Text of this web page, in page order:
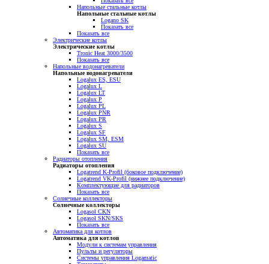
Напольные стальные котлы
Напольные стальные котлы
Logano SK
Показать все
Показать все
Электрические котлы
Электрические котлы
Tronic Heat 3000/3500
Показать все
Напольные водонагреватели
Напольные водонагреватели
Logalux ES, ESU
Logalux L
Logalux LT
Logalux P
Logalux PL
Logalux PNR
Logalux PR
Logalux S
Logalux SF
Logalux SM, ESM
Logalux SU
Показать все
Радиаторы отопления
Радиаторы отопления
Logatrend K-Profil (боковое подключение)
Logatrend VK-Profil (нижнее подключение)
Комплектующие для радиаторов
Показать все
Солнечные коллекторы
Солнечные коллекторы
Logasol CKN
Logasol SKN/SKS
Показать все
Автоматика для котлов
Автоматика для котлов
Модули к системам управления
Пульты и регуляторы
Системы управления Logamatic